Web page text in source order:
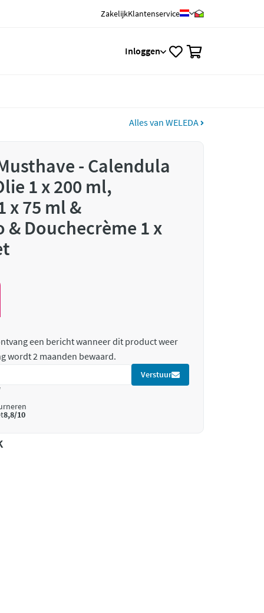
ZakelijkKlantenservice
Inloggen
Alles van WELEDA
- Calendula
1 x 200 ml,
x 75 ml &
Douchecrème 1 x
een bericht wanneer dit product weer
wordt 2 maanden bewaard.
Verstuur
8,8/10